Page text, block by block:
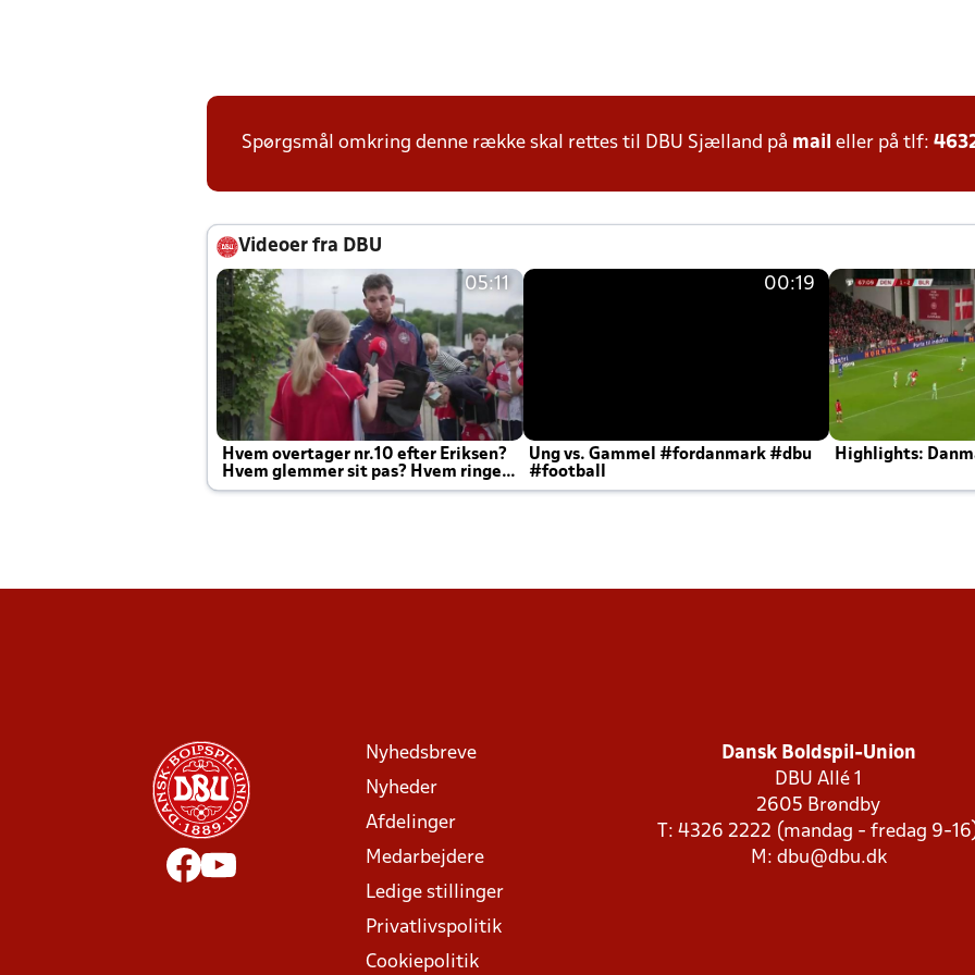
Spørgsmål omkring denne række skal rettes til DBU Sjælland på mail eller på tlf:
Videoer fra DBU
05:11
Hvem overtager nr.10 efter Eriksen?
Hvem glemmer sit pas? Hvem ringer
Joachim altid til efter kampe?
00:19
Ung vs. Gammel #fordanmark #dbu
#football
Highlights:
Nyhedsbreve
Nyheder
Afdelinger
Medarbejdere
Ledige stillinger
Privatlivspolitik
Cookiepolitik
Dansk Boldspil-Union
DBU Allé 1
2605 Brøndby
T: 4326 2222 (mandag - fredag 9-
M: dbu@dbu.dk